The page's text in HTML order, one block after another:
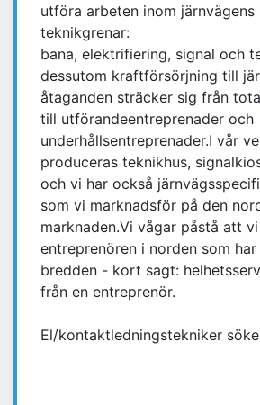
utföra arbeten inom järnvägens
teknikgrenar:
bana, elektrifiering, signal och
dessutom kraftförsörjning till
åtaganden sträcker sig från
till utförandeentreprenader och
underhållsentreprenader.I vår
produceras teknikhus,
och vi har också
som vi marknadsför på den
marknaden.Vi vågar påstå att
entreprenören i norden som
bredden - kort sagt:
från en entreprenör.
El/kontaktledningstekniker